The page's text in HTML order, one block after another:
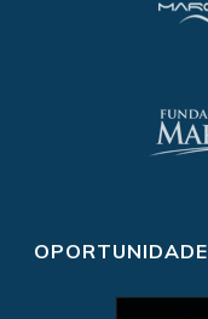
OPORTUNIDADE